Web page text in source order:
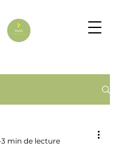
3 min de lecture